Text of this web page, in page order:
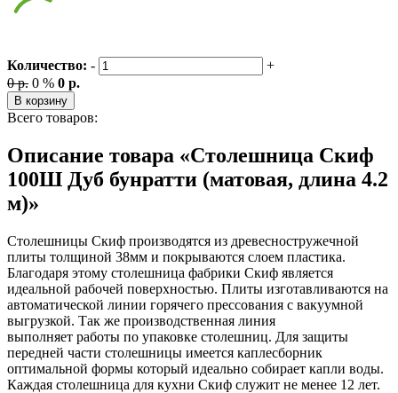
Количество: -
+
0 р. 0 % 0 р.
В корзину
Всего товаров:
Описание товара «Столешница Скиф
100Ш Дуб бунратти (матовая, длина 4.2
м)»
Столешницы Скиф производятся из древесностружечной
плиты толщиной 38мм и покрываются слоем пластика.
Благодаря этому столешница фабрики Скиф является
идеальной рабочей поверхностью. Плиты изготавливаются на
автоматической линии горячего прессования с вакуумной
выгрузкой. Так же производственная линия
выполняет работы по упаковке столешниц. Для защиты
передней части столешницы имеется каплесборник
оптимальной формы который идеально собирает капли воды.
Каждая столешница для кухни Скиф служит не менее 12 лет.